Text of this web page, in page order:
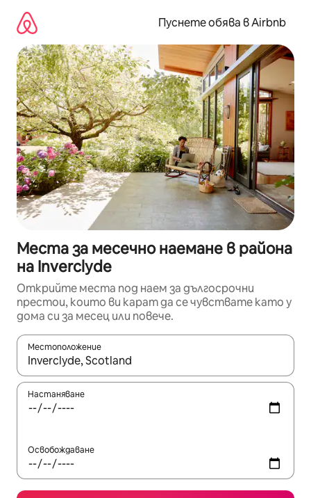
съдържанието
Пуснете обява в Airbnb
Места за месечно наемане в района
на Inverclyde
Открийте места под наем за дългосрочни
престои, които ви карат да се чувствате като у
дома си за месец или повече.
Местоположение
Когато резултатите се покажат, използвайте
Настаняване
Освобождаване